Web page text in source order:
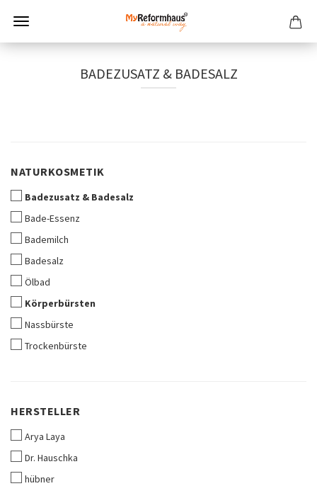
BADEZUSATZ & BADESALZ
NATURKOSMETIK
NATURKOSMETIK
Badezusatz & Badesalz
Bade-Essenz
Bademilch
Badesalz
Ölbad
Körperbürsten
Nassbürste
Trockenbürste
HERSTELLER
HERSTELLER
Arya Laya
Dr. Hauschka
hübner